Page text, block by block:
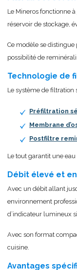
Le Mineros fonctionne à
réservoir de stockage,
Ce modèle se
possibilité de
Technologie de
Le système de filtration
Préfiltration
Membrane
Postfiltre
Le tout garantit une
Débit élevé et
Avec un débit allant
environnement
d’indicateur lumineux
Avec son format
cuisine.
Avantages